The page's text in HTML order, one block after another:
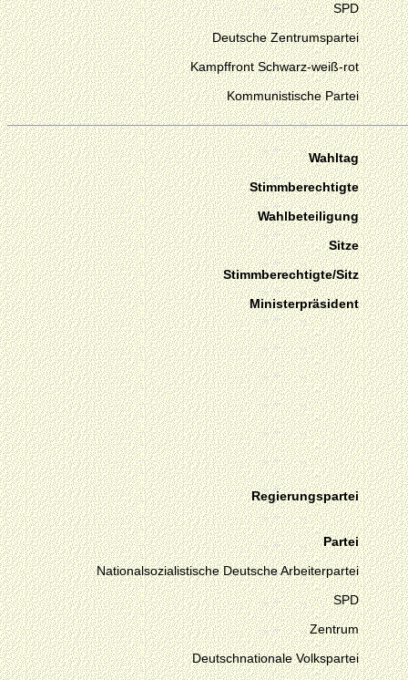
SPD
Deutsche Zentrumspartei
Kampffront Schwarz-weiß-rot
Kommunistische Partei
Wahltag
Stimmberechtigte
Wahlbeteiligung
Sitze
Stimmberechtigte/Sitz
Ministerpräsident
Regierungspartei
Partei
Nationalsozialistische Deutsche Arbeiterpartei
SPD
Zentrum
Deutschnationale Volkspartei